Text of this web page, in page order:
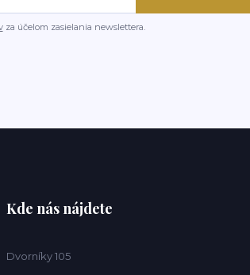
za účelom zasielania newslettera.
Kde nás nájdete
Dvorníky 105